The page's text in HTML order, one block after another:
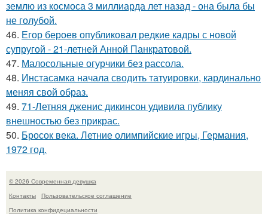
землю из космоса 3 миллиарда лет назад - она была бы
не голубой.
46. Егор бероев опубликовал редкие кадры с новой
супругой - 21-летней Анной Панкратовой.
47. Малосольные огурчики без рассола.
48. Инстасамка начала сводить татуировки, кардинально
меняя свой образ.
49. 71-Летняя дженис дикинсон удивила публику
внешностью без прикрас.
50. Бросок века. Летние олимпийские игры, Германия,
1972 год.
© 2026 Современная девушка
Контакты
Пользовательское соглашение
Политика конфидециальности